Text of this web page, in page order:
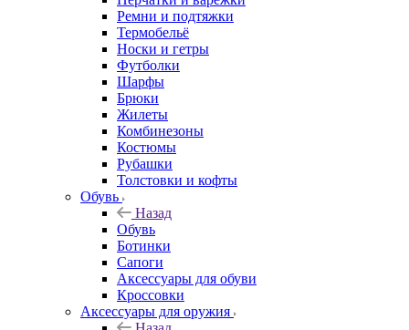
Ремни и подтяжки
Термобельё
Носки и гетры
Футболки
Шарфы
Брюки
Жилеты
Комбинезоны
Костюмы
Рубашки
Толстовки и кофты
Обувь
Назад
Обувь
Ботинки
Сапоги
Аксессуары для обуви
Кроссовки
Аксессуары для оружия